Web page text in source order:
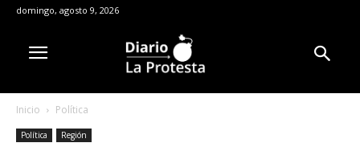
domingo, agosto 9, 2026
Inicio Política
Política Región